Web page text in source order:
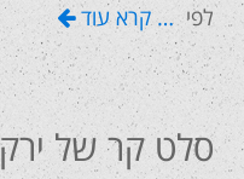
לפי … קרא עוד
סלט קר של